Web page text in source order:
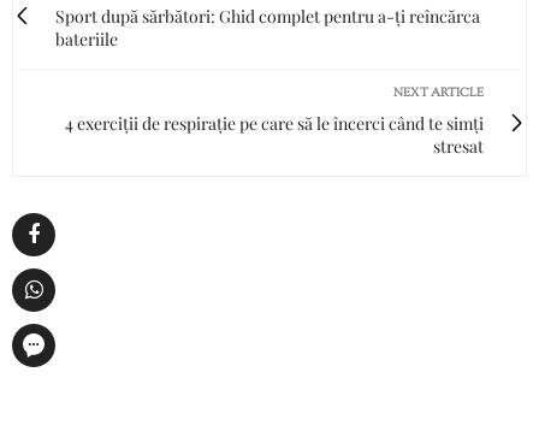
Sport după sărbători: Ghid complet pentru a-ți reîncărca
bateriile
NEXT ARTICLE
4 exerciții de respirație pe care să le încerci când te simți
stresat